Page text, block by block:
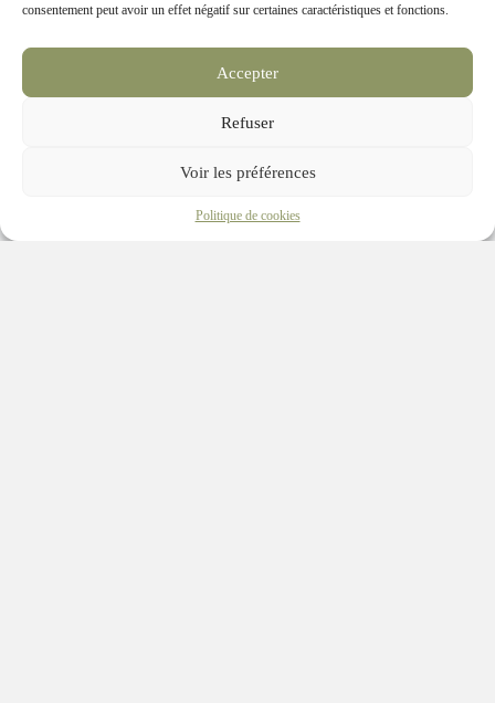
consentement peut avoir un effet négatif sur certaines caractéristiques et fonctions.
Accepter
Refuser
Voir les préférences
Politique de cookies